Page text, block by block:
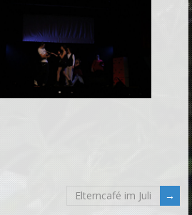
Elterncafé im Juli